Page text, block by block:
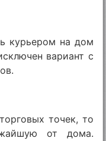
курьером на дом
вариант с
точек, то
от дома.